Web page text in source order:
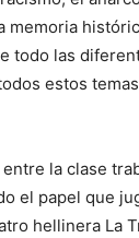
memoria
todo las
estos
la clase
el papel que
hellinera La